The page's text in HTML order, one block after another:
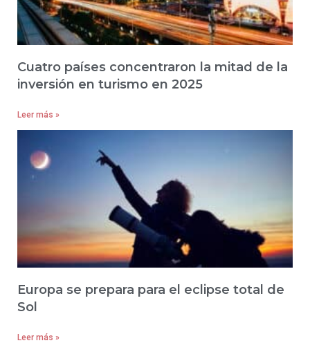
Cuatro países concentraron la mitad de la
inversión en turismo en 2025
Leer más »
Europa se prepara para el eclipse total de
Sol
Leer más »